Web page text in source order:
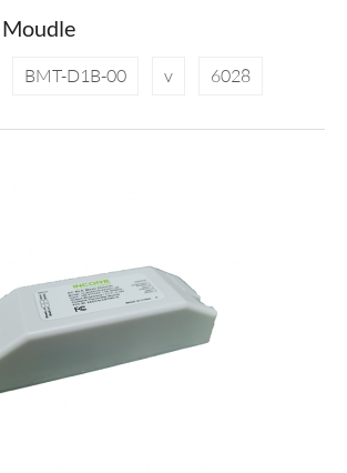
BMT-D1B-00 v 6028